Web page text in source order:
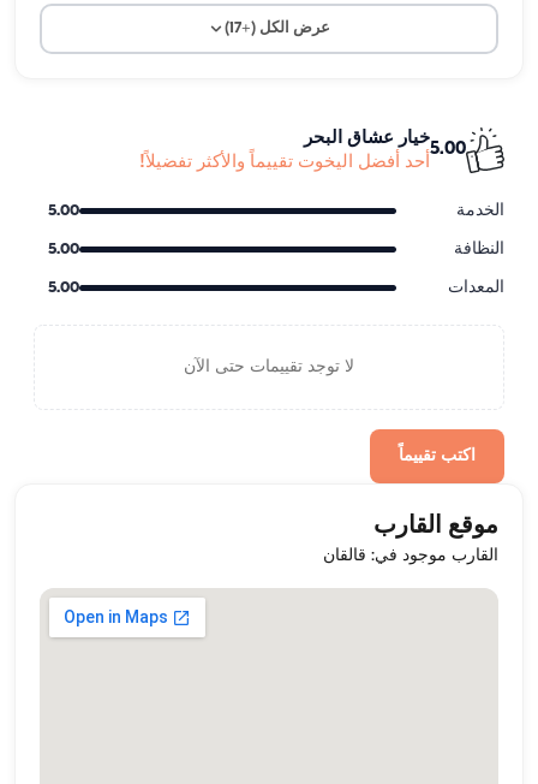
عرض الكل (+17)
5.00
خيار عشاق البحر
أحد أفضل اليخوت تقييماً والأكثر تفضيلاً!
الخدمة 5.00
النظافة 5.00
المعدات 5.00
لا توجد تقييمات حتى الآن
اكتب تقييماً
موقع القارب
القارب موجود في: قالقان